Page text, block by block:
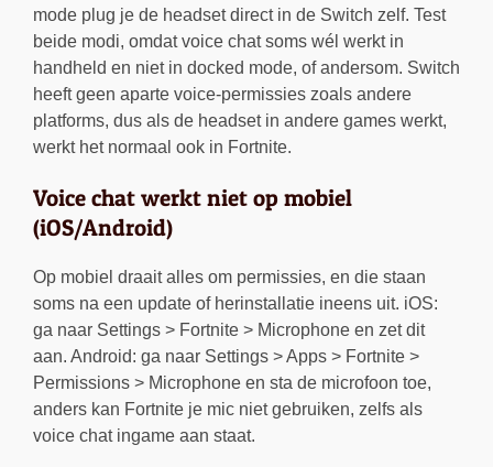
mode plug je de headset direct in de Switch zelf. Test
beide modi, omdat voice chat soms wél werkt in
handheld en niet in docked mode, of andersom. Switch
heeft geen aparte voice-permissies zoals andere
platforms, dus als de headset in andere games werkt,
werkt het normaal ook in Fortnite.
Voice chat werkt niet op mobiel
(iOS/Android)
Op mobiel draait alles om permissies, en die staan
soms na een update of herinstallatie ineens uit. iOS:
ga naar Settings > Fortnite > Microphone en zet dit
aan. Android: ga naar Settings > Apps > Fortnite >
Permissions > Microphone en sta de microfoon toe,
anders kan Fortnite je mic niet gebruiken, zelfs als
voice chat ingame aan staat.